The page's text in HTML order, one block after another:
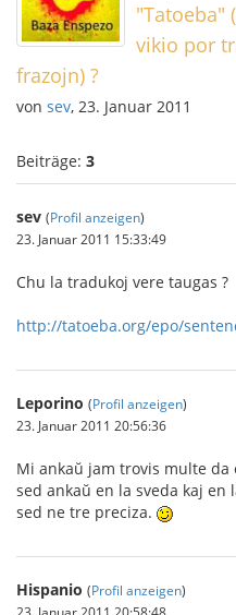
"Tatoeba"
vikio por
frazojn) ?
von sev, 23. Januar 2011
Beiträge: 3
sev (Profil anzeigen)
23. Januar 2011 15:33:49
Chu la tradukoj vere taugas ?
http://tatoeba.org/epo/
Leporino (Profil anzeigen)
23. Januar 2011 20:56:36
Mi ankaŭ jam trovis multe
sed ankaŭ en la sveda kaj en
sed ne tre preciza.
Hispanio (Profil anzeigen)